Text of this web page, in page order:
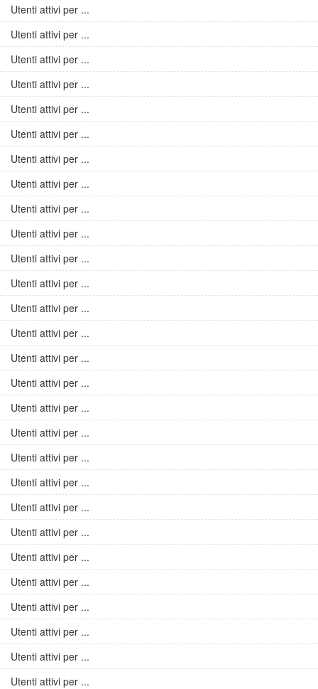
Utenti attivi per ...
Utenti attivi per ...
Utenti attivi per ...
Utenti attivi per ...
Utenti attivi per ...
Utenti attivi per ...
Utenti attivi per ...
Utenti attivi per ...
Utenti attivi per ...
Utenti attivi per ...
Utenti attivi per ...
Utenti attivi per ...
Utenti attivi per ...
Utenti attivi per ...
Utenti attivi per ...
Utenti attivi per ...
Utenti attivi per ...
Utenti attivi per ...
Utenti attivi per ...
Utenti attivi per ...
Utenti attivi per ...
Utenti attivi per ...
Utenti attivi per ...
Utenti attivi per ...
Utenti attivi per ...
Utenti attivi per ...
Utenti attivi per ...
Utenti attivi per ...